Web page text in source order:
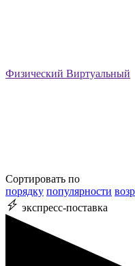
Физический Виртуальный
Сортировать по
порядку популярности
экспресс-поставка